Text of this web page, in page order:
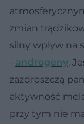
zmian
silny wpływ na
- androgeny.
zazdroszczą
aktywność
przy tym nie